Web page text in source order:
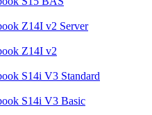
Z14I v2 Server
Z14I v2
S14i V3 Standard
S14i V3 Basic